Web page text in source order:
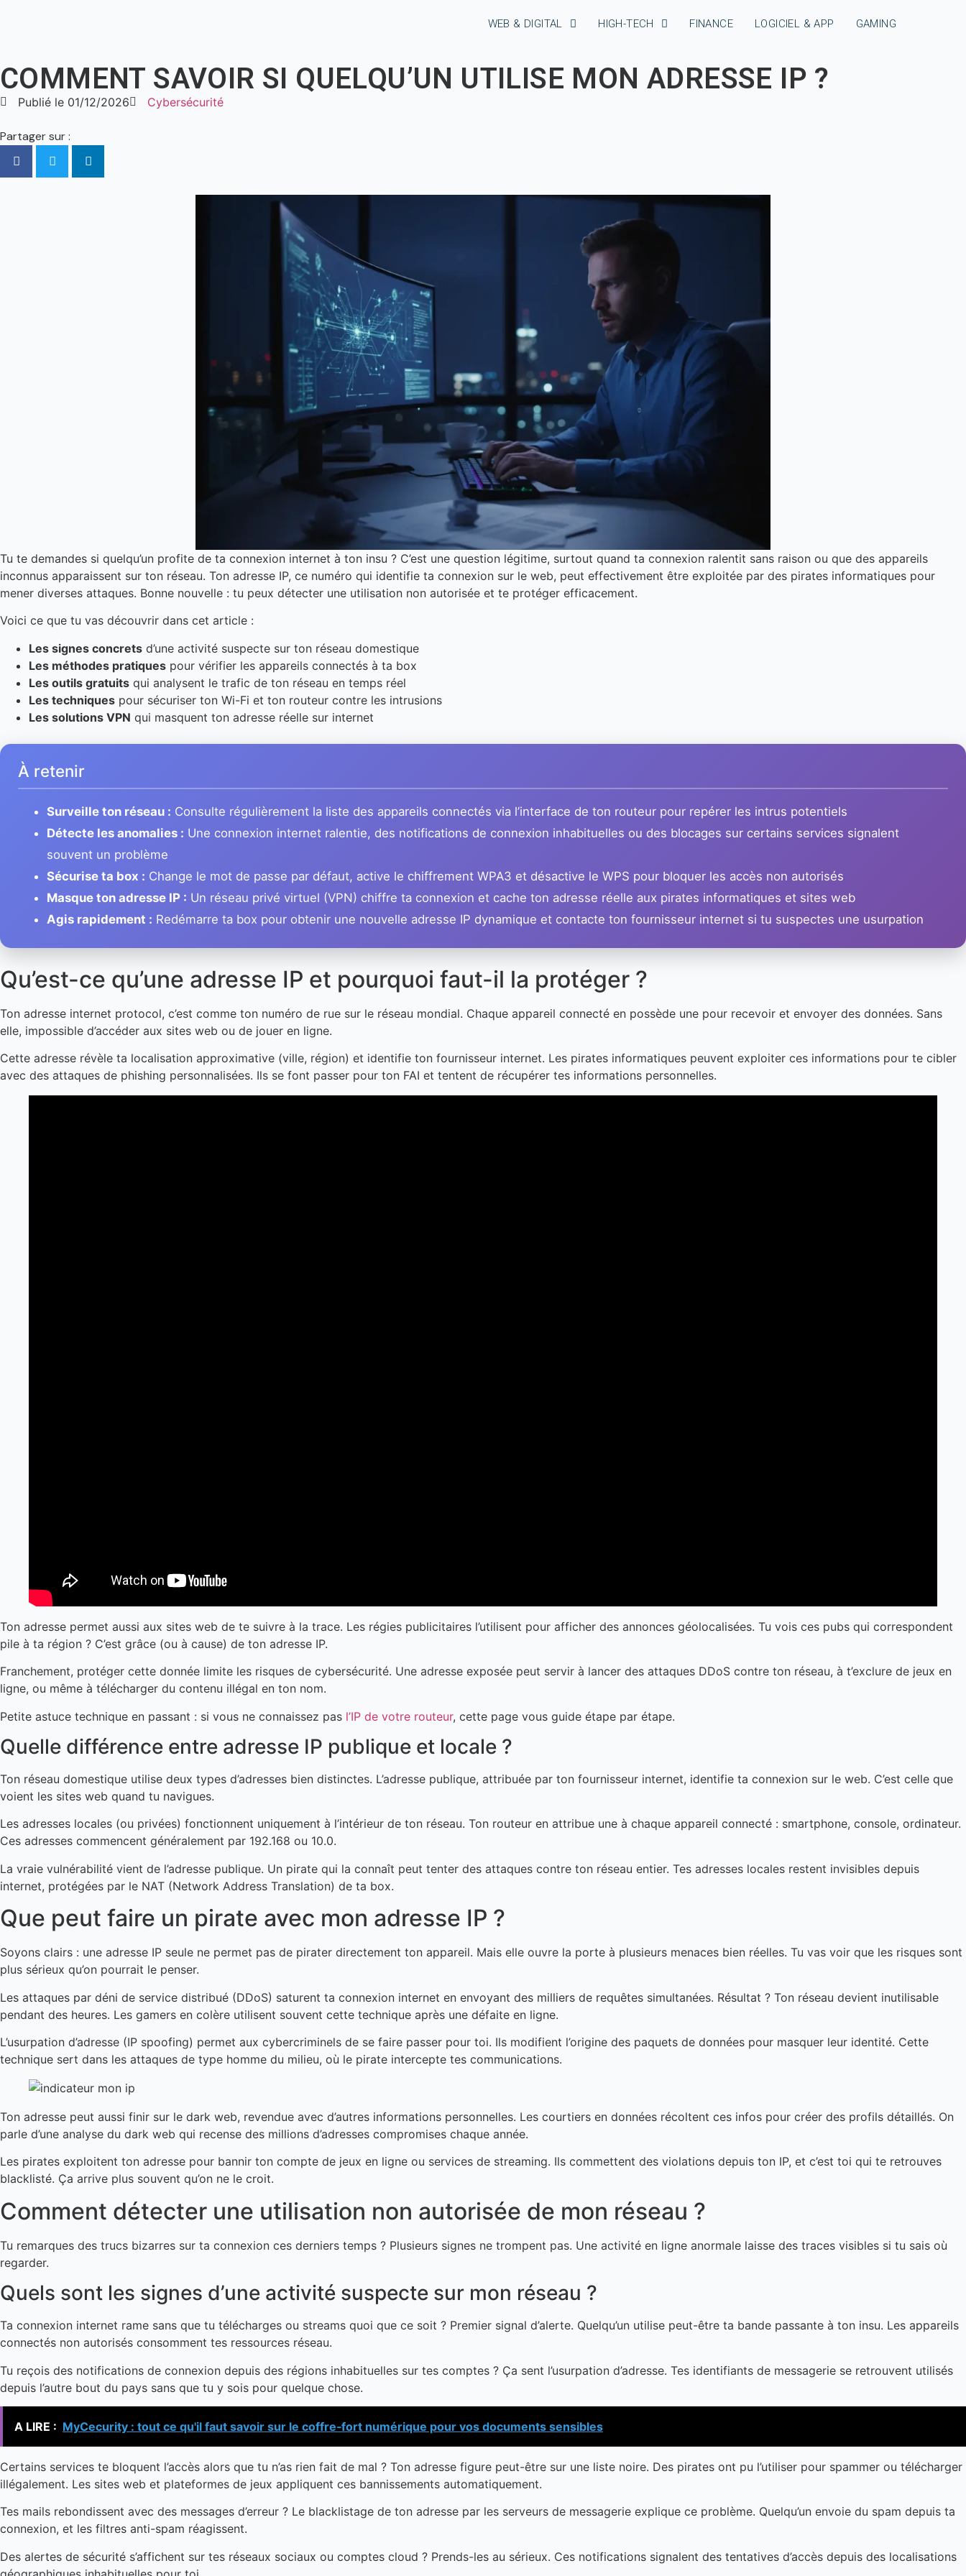
WEB & DIGITAL HIGH-TECH FINANCE LOGICIEL & APP GAMING
COMMENT SAVOIR SI QUELQU’UN UTILISE MON ADRESSE IP ?
Publié le 01/12/2026 Cybersécurité
Partager sur :
Tu te demandes si quelqu’un profite de ta connexion internet à ton insu ? C’est une question légitime, surtout quand ta connexion ralentit sans raison ou que des appareils
inconnus apparaissent sur ton réseau. Ton adresse IP, ce numéro qui identifie ta connexion sur le web, peut effectivement être exploitée par des pirates informatiques pour
mener diverses attaques. Bonne nouvelle : tu peux détecter une utilisation non autorisée et te protéger efficacement.
Voici ce que tu vas découvrir dans cet article :
Les signes concrets d’une activité suspecte sur ton réseau domestique
Les méthodes pratiques pour vérifier les appareils connectés à ta box
Les outils gratuits qui analysent le trafic de ton réseau en temps réel
Les techniques pour sécuriser ton Wi-Fi et ton routeur contre les intrusions
Les solutions VPN qui masquent ton adresse réelle sur internet
À retenir
Surveille ton réseau : Consulte régulièrement la liste des appareils connectés via l’interface de ton routeur pour repérer les intrus potentiels
Détecte les anomalies : Une connexion internet ralentie, des notifications de connexion inhabituelles ou des blocages sur certains services signalent
souvent un problème
Sécurise ta box : Change le mot de passe par défaut, active le chiffrement WPA3 et désactive le WPS pour bloquer les accès non autorisés
Masque ton adresse IP : Un réseau privé virtuel (VPN) chiffre ta connexion et cache ton adresse réelle aux pirates informatiques et sites web
Agis rapidement : Redémarre ta box pour obtenir une nouvelle adresse IP dynamique et contacte ton fournisseur internet si tu suspectes une usurpation
Qu’est-ce qu’une adresse IP et pourquoi faut-il la protéger ?
Ton adresse internet protocol, c’est comme ton numéro de rue sur le réseau mondial. Chaque appareil connecté en possède une pour recevoir et envoyer des données. Sans
elle, impossible d’accéder aux sites web ou de jouer en ligne.
Cette adresse révèle ta localisation approximative (ville, région) et identifie ton fournisseur internet. Les pirates informatiques peuvent exploiter ces informations pour te cibler
avec des attaques de phishing personnalisées. Ils se font passer pour ton FAI et tentent de récupérer tes informations personnelles.
Ton adresse permet aussi aux sites web de te suivre à la trace. Les régies publicitaires l’utilisent pour afficher des annonces géolocalisées. Tu vois ces pubs qui correspondent
pile à ta région ? C’est grâce (ou à cause) de ton adresse IP.
Franchement, protéger cette donnée limite les risques de cybersécurité. Une adresse exposée peut servir à lancer des attaques DDoS contre ton réseau, à t’exclure de jeux en
ligne, ou même à télécharger du contenu illégal en ton nom.
Petite astuce technique en passant : si vous ne connaissez pas l’IP de votre routeur, cette page vous guide étape par étape.
Quelle différence entre adresse IP publique et locale ?
Ton réseau domestique utilise deux types d’adresses bien distinctes. L’adresse publique, attribuée par ton fournisseur internet, identifie ta connexion sur le web. C’est celle que
voient les sites web quand tu navigues.
Les adresses locales (ou privées) fonctionnent uniquement à l’intérieur de ton réseau. Ton routeur en attribue une à chaque appareil connecté : smartphone, console, ordinateur.
Ces adresses commencent généralement par 192.168 ou 10.0.
La vraie vulnérabilité vient de l’adresse publique. Un pirate qui la connaît peut tenter des attaques contre ton réseau entier. Tes adresses locales restent invisibles depuis
internet, protégées par le NAT (Network Address Translation) de ta box.
Que peut faire un pirate avec mon adresse IP ?
Soyons clairs : une adresse IP seule ne permet pas de pirater directement ton appareil. Mais elle ouvre la porte à plusieurs menaces bien réelles. Tu vas voir que les risques sont
plus sérieux qu’on pourrait le penser.
Les attaques par déni de service distribué (DDoS) saturent ta connexion internet en envoyant des milliers de requêtes simultanées. Résultat ? Ton réseau devient inutilisable
pendant des heures. Les gamers en colère utilisent souvent cette technique après une défaite en ligne.
L’usurpation d’adresse (IP spoofing) permet aux cybercriminels de se faire passer pour toi. Ils modifient l’origine des paquets de données pour masquer leur identité. Cette
technique sert dans les attaques de type homme du milieu, où le pirate intercepte tes communications.
Ton adresse peut aussi finir sur le dark web, revendue avec d’autres informations personnelles. Les courtiers en données récoltent ces infos pour créer des profils détaillés. On
parle d’une analyse du dark web qui recense des millions d’adresses compromises chaque année.
Les pirates exploitent ton adresse pour bannir ton compte de jeux en ligne ou services de streaming. Ils commettent des violations depuis ton IP, et c’est toi qui te retrouves
blacklisté. Ça arrive plus souvent qu’on ne le croit.
Comment détecter une utilisation non autorisée de mon réseau ?
Tu remarques des trucs bizarres sur ta connexion ces derniers temps ? Plusieurs signes ne trompent pas. Une activité en ligne anormale laisse des traces visibles si tu sais où
regarder.
Quels sont les signes d’une activité suspecte sur mon réseau ?
Ta connexion internet rame sans que tu télécharges ou streams quoi que ce soit ? Premier signal d’alerte. Quelqu’un utilise peut-être ta bande passante à ton insu. Les appareils
connectés non autorisés consomment tes ressources réseau.
Tu reçois des notifications de connexion depuis des régions inhabituelles sur tes comptes ? Ça sent l’usurpation d’adresse. Tes identifiants de messagerie se retrouvent utilisés
depuis l’autre bout du pays sans que tu y sois pour quelque chose.
A LIRE : MyCecurity : tout ce qu'il faut savoir sur le coffre‑fort numérique pour vos documents sensibles
Certains services te bloquent l’accès alors que tu n’as rien fait de mal ? Ton adresse figure peut-être sur une liste noire. Des pirates ont pu l’utiliser pour spammer ou télécharger
illégalement. Les sites web et plateformes de jeux appliquent ces bannissements automatiquement.
Tes mails rebondissent avec des messages d’erreur ? Le blacklistage de ton adresse par les serveurs de messagerie explique ce problème. Quelqu’un envoie du spam depuis ta
connexion, et les filtres anti-spam réagissent.
Des alertes de sécurité s’affichent sur tes réseaux sociaux ou comptes cloud ? Prends-les au sérieux. Ces notifications signalent des tentatives d’accès depuis des localisations